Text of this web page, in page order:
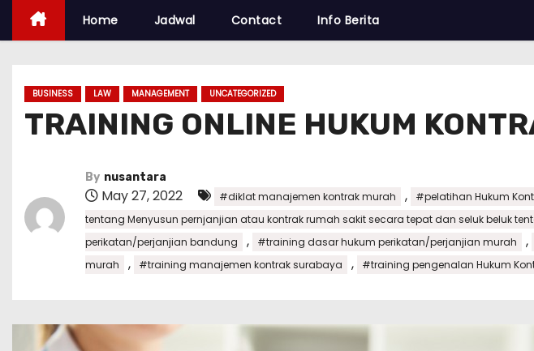
Home Jadwal Contact Info Berita
BUSINESS LAW MANAGEMENT UNCATEGORIZED
TRAINING ONLINE HUKUM
By nusantara
May 27, 2022 #diklat manajemen kontrak murah , #pelatihan Hukum
tentang Menyusun pernjanjian atau kontrak rumah sakit secara tepat dan seluk beluk
perikatan/perjanjian bandung
, #training dasar hukum perikatan/perjanjian murah ,
murah
, #training manajemen kontrak surabaya , #training pengenalan Hukum